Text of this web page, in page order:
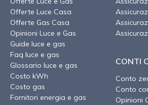
Offerte Luce Casa
Offerte Gas Casa
Opinioni Luce e Gas
Guide luce e gas
Faq luce e gas
Glossario luce e gas
Costo kWh
Costo gas
Fornitori energia e gas
CONTI
Conto
Conto
Opinioni